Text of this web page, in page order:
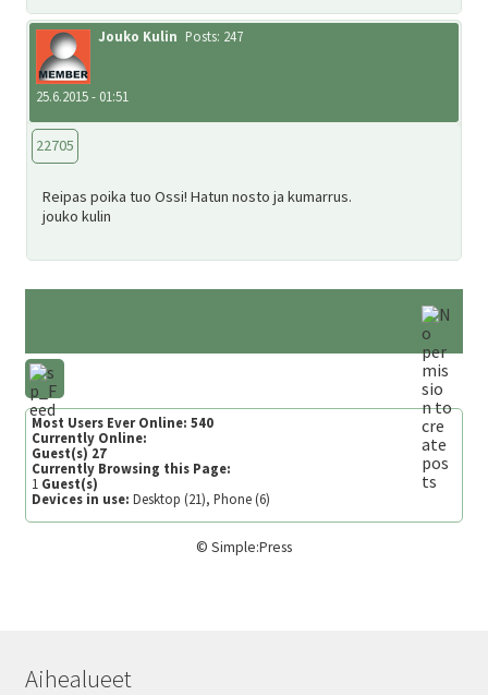
Jouko Kulin Posts: 247
25.6.2015 - 01:51
22705
Reipas poika tuo Ossi! Hatun nosto ja kumarrus.
jouko kulin
Most Users Ever Online: 540
Currently Online:
Guest(s) 27
Currently Browsing this Page:
1 Guest(s)
Devices in use: Desktop (21), Phone (6)
© Simple:Press
Aihealueet